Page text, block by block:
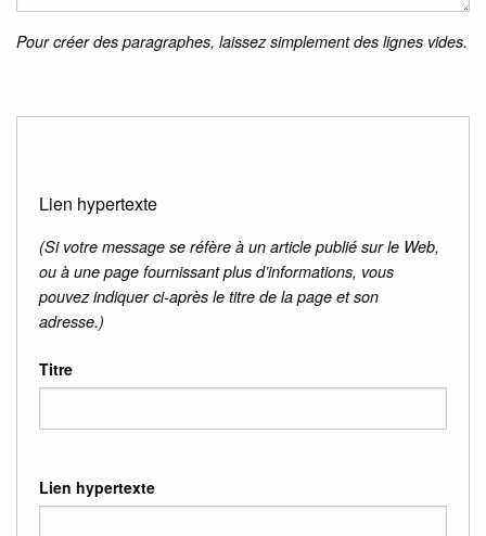
Pour créer des paragraphes, laissez simplement des lignes vides.
Lien hypertexte
(Si votre message se réfère à un article publié sur le Web,
ou à une page fournissant plus d’informations, vous
pouvez indiquer ci-après le titre de la page et son
adresse.)
Titre
Lien hypertexte